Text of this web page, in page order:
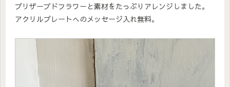
プリザーブドフラワーと素材をたっぷりアレンジしました。
アクリルプレートへのメッセージ入れ無料。